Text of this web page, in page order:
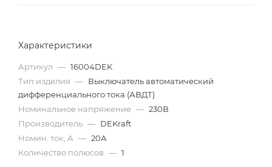
Характеристики
Артикул — 16004DEK
Тип изделия — Выключатель автоматический
дифференциального тока (АВДТ)
Номинальное напряжение — 230В
Производитель — DEKraft
Номин. ток, А — 20А
Количество полюсов — 1